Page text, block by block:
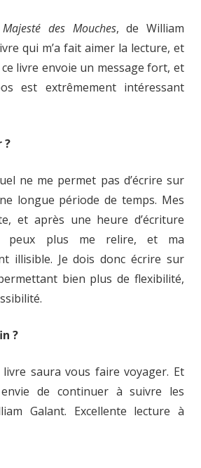
des Mouches, de William
qui m’a fait aimer la lecture, et
ce livre envoie un message fort, et
est extrêmement intéressant
?
ne me permet pas d’écrire sur
longue période de temps. Mes
et après une heure d’écriture
peux plus me relire, et ma
illisible. Je dois donc écrire sur
bien plus de flexibilité,
?
livre saura vous faire voyager. Et
de continuer à suivre les
Galant. Excellente lecture à